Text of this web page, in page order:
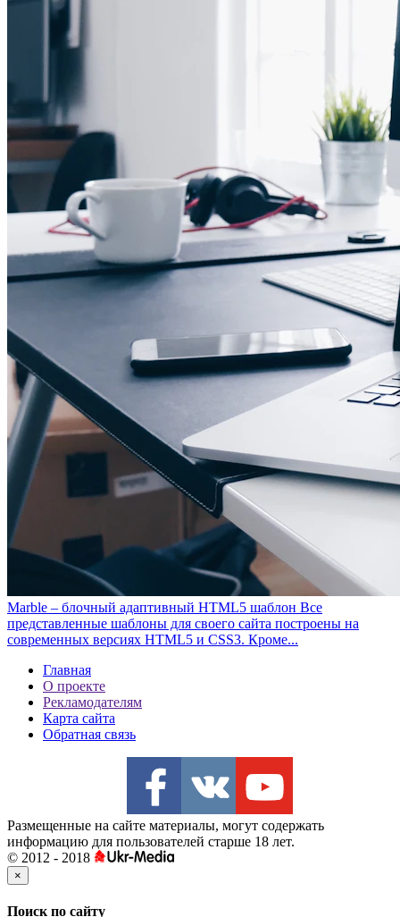
Marble – блочный адаптивный HTML5 шаблон Все
представленные шаблоны для своего сайта построены на
современных версиях HTML5 и CSS3. Кроме...
Главная
О проекте
Рекламодателям
Карта сайта
Обратная связь
Размещенные на сайте материалы, могут содержать
информацию для пользователей старше 18 лет.
© 2012 - 2018
×
Поиск по сайту